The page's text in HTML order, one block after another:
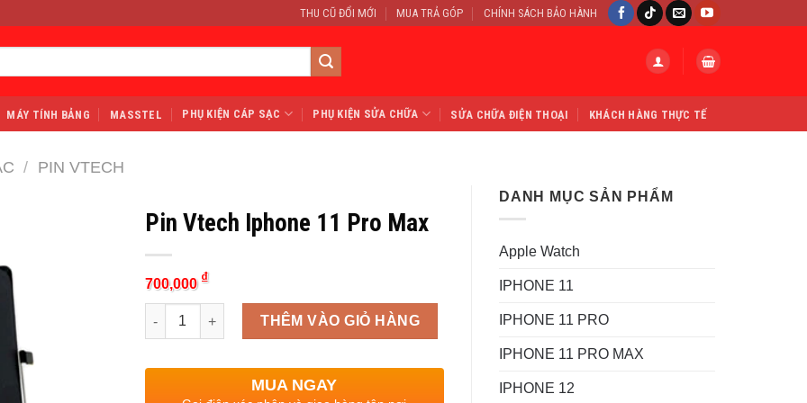
THU CŨ ĐỔI MỚI MUA TRẢ GÓP CHÍNH SÁCH BẢO HÀNH
MÁY TÍNH BẢNG MASSTEL PHỤ KIỆN CÁP SẠC PHỤ KIỆN SỬA CHỮA SỬA CHỮA ĐIỆN THOẠI KHÁCH HÀNG THỰC TẾ
/ PIN VTECH
DANH MỤC SẢN PHẨM
Apple Watch
IPHONE 11
IPHONE 11 PRO
IPHONE 11 PRO MAX
IPHONE 12
Pin Vtech Iphone 11 Pro Max
700,000 ₫
Quantity
THÊM VÀO GIỎ HÀNG
MUA NGAY